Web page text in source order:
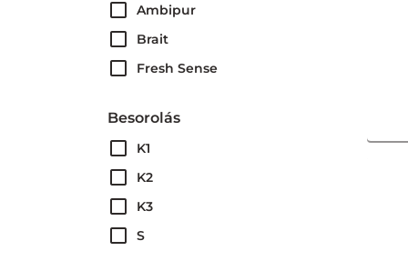
Ambipur
Brait
Fresh Sense
Glade
Jade
Sanytol
Well Done
Besorolás
K1
K2
K3
S